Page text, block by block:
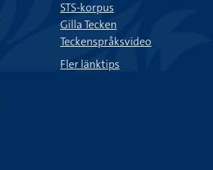
STS-korpus
Gilla Tecken
Teckenspråksvideo
Fler länktips